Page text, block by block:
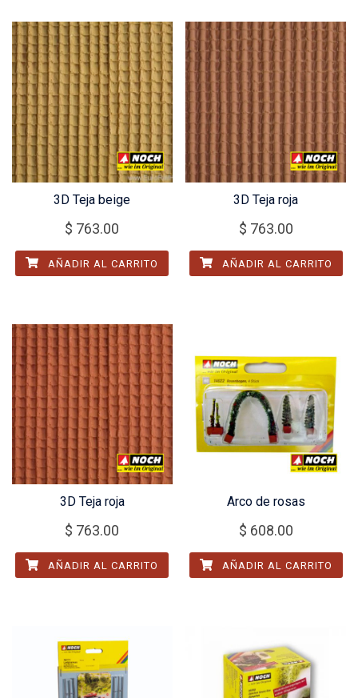
3D Teja beige
$ 763.00
AÑADIR AL CARRITO
3D Teja roja
$ 763.00
AÑADIR AL CARRITO
3D Teja roja
$ 763.00
AÑADIR AL CARRITO
Arco de rosas
$ 608.00
AÑADIR AL CARRITO